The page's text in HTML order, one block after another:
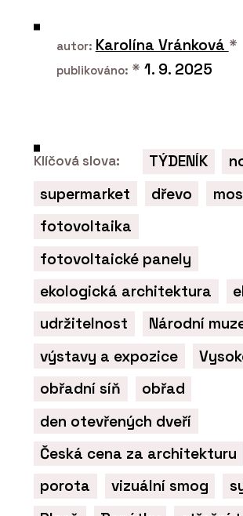
autor: Karolína Vránková *
publikováno: * 1. 9. 2025
Klíčová slova: TÝDENÍK
supermarket
dřevo
fotovoltaika
fotovoltaické panely
ekologická architektura
udržitelnost
Národní
výstavy a expozice
obřadní síň
obřad
den otevřených dveří
Česká cena za architekturu
porota
vizuální smog